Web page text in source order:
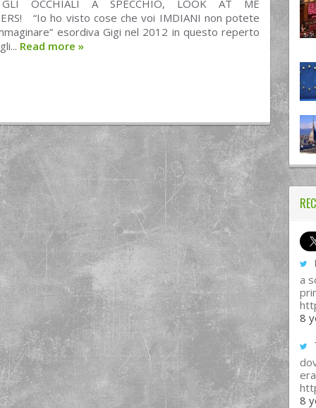
OCCHIALI A SPECCHIO, LOOK AT ME
“Io ho visto cose che voi IMDIANI non potete
esordiva Gigi nel 2012 in questo reperto
Read more »
a
8
8